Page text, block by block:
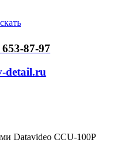
87-97
detail.ru
Datavideo CCU-100P